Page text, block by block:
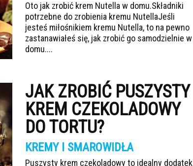
Oto jak zrobić krem Nutella w domu.Składniki
potrzebne do zrobienia kremu NutellaJeśli
jesteś miłośnikiem kremu Nutella, to na pewno
zastanawiałeś się, jak zrobić go samodzielnie w
domu....
JAK ZROBIĆ PUSZYSTY
KREM CZEKOLADOWY
DO TORTU?
KREMY I SMAROWIDŁA
Puszysty krem czekoladowy to idealny dodatek